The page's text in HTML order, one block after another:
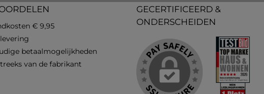
GECERTIFICEERD &
ONDERSCHEIDEN
€ 9,95
betaalmogelijkheden
van de fabrikant